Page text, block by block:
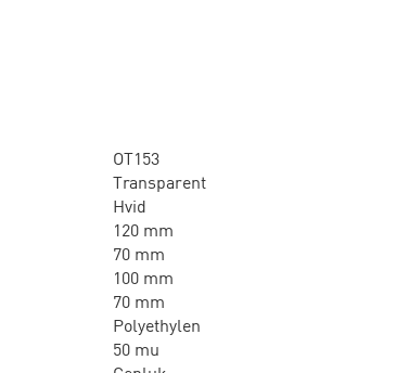
OT153
Transparent
Hvid
120 mm
70 mm
100 mm
70 mm
Polyethylen
50 mu